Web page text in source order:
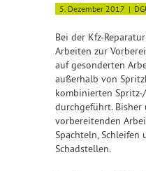
5. Dezember 2017
Bei der Kfz-
Arbeiten zur
auf gesonderten
außerhalb von
kombinierten
durchgeführt. Bisher
vorbereitenden
Spachteln, Schleifen
Schadstellen.